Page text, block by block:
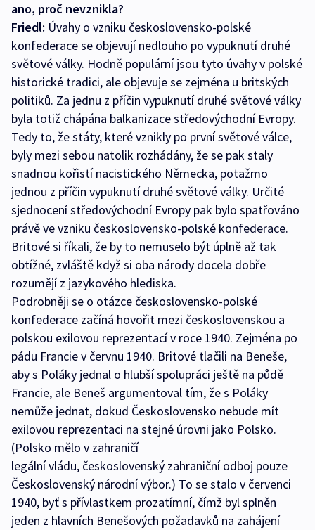
ano, proč nevznikla?
Friedl: Úvahy o vzniku československo-polské
konfederace se objevují nedlouho po vypuknutí druhé
světové války. Hodně populární jsou tyto úvahy v polské
historické tradici, ale objevuje se zejména u britských
politiků. Za jednu z příčin vypuknutí druhé světové války
byla totiž chápána balkanizace středovýchodní Evropy.
Tedy to, že státy, které vznikly po první světové válce,
byly mezi sebou natolik rozhádány, že se pak staly
snadnou kořistí nacistického Německa, potažmo
jednou z příčin vypuknutí druhé světové války. Určité
sjednocení středovýchodní Evropy pak bylo spatřováno
právě ve vzniku československo-polské konfederace.
Britové si říkali, že by to nemuselo být úplně až tak
obtížné, zvláště když si oba národy docela dobře
rozumějí z jazykového hlediska.
Podrobněji se o otázce československo-polské
konfederace začíná hovořit mezi československou a
polskou exilovou reprezentací v roce 1940. Zejména po
pádu Francie v červnu 1940. Britové tlačili na Beneše,
aby s Poláky jednal o hlubší spolupráci ještě na půdě
Francie, ale Beneš argumentoval tím, že s Poláky
nemůže jednat, dokud Československo nebude mít
exilovou reprezentaci na stejné úrovni jako Polsko.
(Polsko mělo v zahraničí
legální vládu, československý zahraniční odboj pouze
Československý národní výbor.) To se stalo v červenci
1940, byť s přívlastkem prozatímní, čímž byl splněn
jeden z hlavních Benešových požadavků na zahájení